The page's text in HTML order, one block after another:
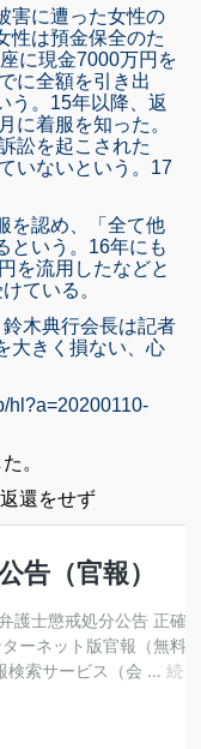
害に遭った女性の
性は預金保全のた
に現金7000万円を
に全額を引き出
う。15年以降、返
に着服を知った。
訟を起こされた
いないという。17
を認め、「全て他
という。16年にも
を流用したなどと
ている。
木典行会長は記者
大きく損ない、心
hl?a=20200110-
。
還をせず